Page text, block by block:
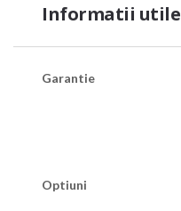
Informatii utile
Garantie
Optiuni